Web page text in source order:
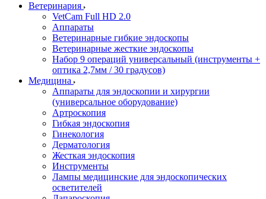
Ветеринария
VetCam Full HD 2.0
Аппараты
Ветеринарные гибкие эндоскопы
Ветеринарные жесткие эндоскопы
Набор 9 операций универсальный (инструменты +
оптика 2,7мм / 30 градусов)
Медицина
Аппараты для эндоскопии и хирургии
(универсальное оборудование)
Артроскопия
Гибкая эндоскопия
Гинекология
Дерматология
Жесткая эндоскопия
Инструменты
Лампы медицинские для эндоскопических
осветителей